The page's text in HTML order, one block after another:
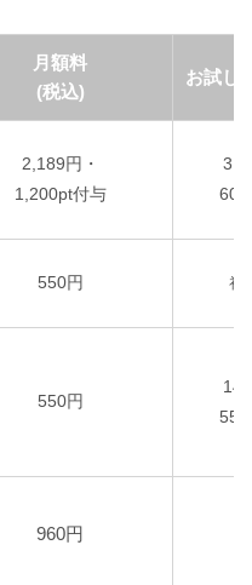
月額料
(税込)
お試し
2,189円・
1,200pt付与
31
550円 初
550円
14
960円